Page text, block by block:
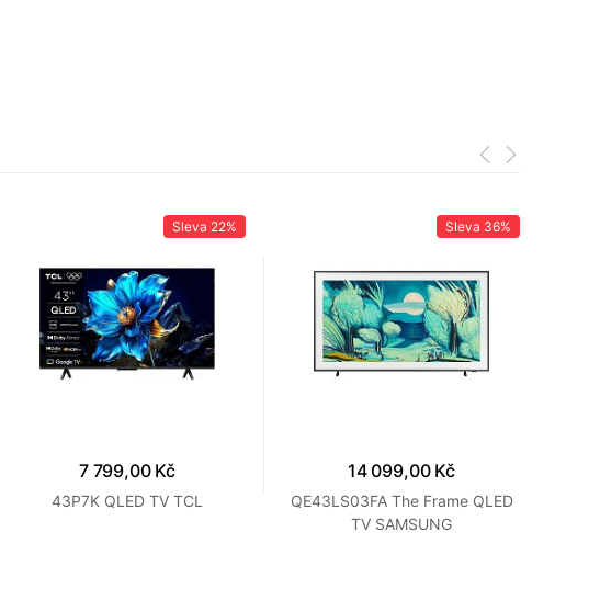
Sleva 22%
7 799,00 Kč
43P7K QLED TV TCL
Sleva 36%
14 099,00 Kč
QE43LS03FA The Frame QLED
TV SAMSUNG